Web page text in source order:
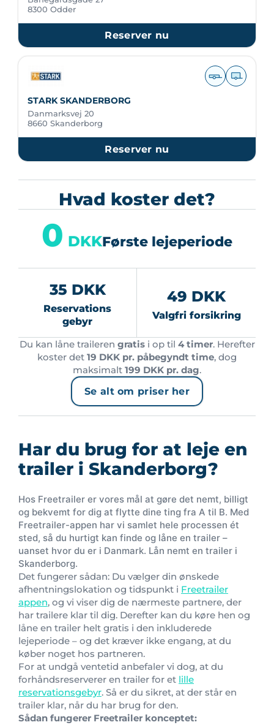
8300 Odder
Reserver nu
STARK SKANDERBORG
Danmarksvej 20
8660 Skanderborg
Reserver nu
Hvad koster det?
35 DKK
Reservations
gebyr
0 DKKFørste lejeperiode
49 DKK
Valgfri forsikring
Du kan låne traileren gratisi op til 4 timer. Herefter
koster det 19 DKK pr. påbegyndt time, dog
maksimalt 199 DKK pr. dag.
Se alt om priser her
Har du brug for at leje en
trailer i Skanderborg?
Hos Freetrailer er vores mål at gøre det nemt, billigt
og bekvemt for dig at flytte dine ting fra A til B. Med
Freetrailer-appen har vi samlet hele processen ét
sted, så du hurtigt kan finde og låne en trailer –
uanset hvor du er i Danmark. Lån nemt en trailer i
Skanderborg.
Det fungerer sådan: Du vælger din ønskede
afhentningslokation og tidspunkt i Freetrailer
appen, og vi viser dig de nærmeste partnere, der
har trailere klar til dig. Derefter kan du køre hen og
låne en trailer helt gratis i den inkluderede
lejeperiode – og det kræver ikke engang, at du
køber noget hos partneren.
For at undgå ventetid anbefaler vi dog, at du
forhåndsreserverer en trailer for et lille
reservationsgebyr. Så er du sikret, at der står en
trailer klar, når du har brug for den.
Sådan fungerer Freetrailer konceptet: